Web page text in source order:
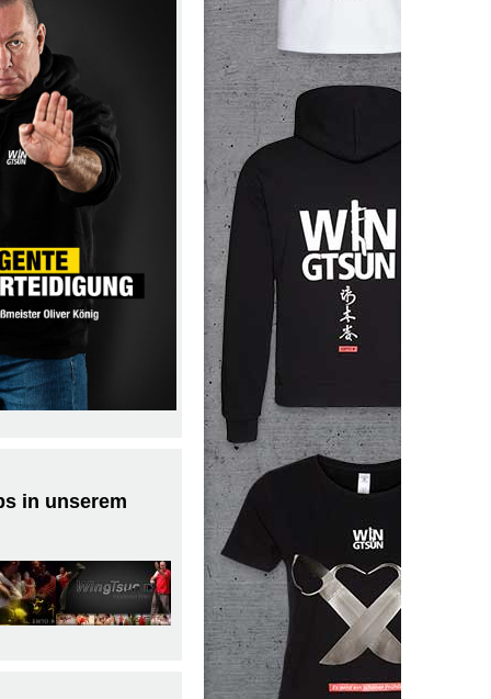
in unserem